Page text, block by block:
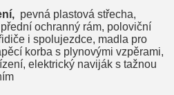
pevná plastová střecha,
ochranný rám, poloviční
i spolujezdce, madla pro
korba s plynovými vzpěrami,
elektrický naviják s tažnou